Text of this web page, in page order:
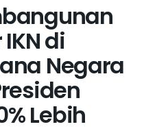
di
Negara
Lebih